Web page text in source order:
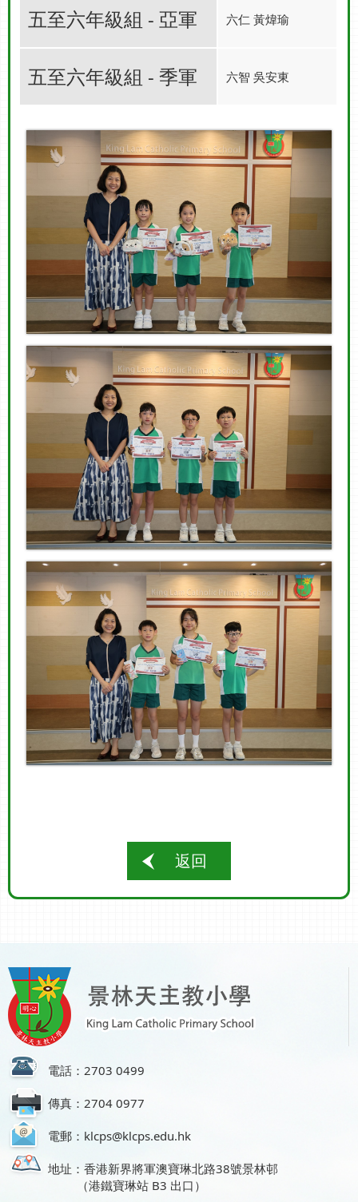
五至六年級組 - 亞軍 六仁 黃煒瑜
五至六年級組 - 季軍 六智 吳安東
返回
電話：2703 0499
傳真：2704 0977
電郵：klcps@klcps.edu.hk
地址：香港新界將軍澳寶琳北路38號景林邨
（港鐵寶琳站 B3 出口）